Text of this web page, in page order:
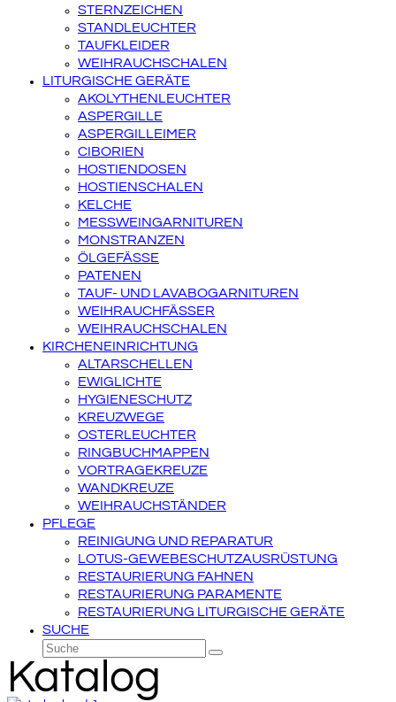
STERNZEICHEN
STANDLEUCHTER
TAUFKLEIDER
WEIHRAUCHSCHALEN
LITURGISCHE GERÄTE
AKOLYTHENLEUCHTER
ASPERGILLE
ASPERGILLEIMER
CIBORIEN
HOSTIENDOSEN
HOSTIENSCHALEN
KELCHE
MESSWEINGARNITUREN
MONSTRANZEN
ÖLGEFÄSSE
PATENEN
TAUF- UND LAVABOGARNITUREN
WEIHRAUCHFÄSSER
WEIHRAUCHSCHALEN
KIRCHENEINRICHTUNG
ALTARSCHELLEN
EWIGLICHTE
HYGIENESCHUTZ
KREUZWEGE
OSTERLEUCHTER
RINGBUCHMAPPEN
VORTRAGEKREUZE
WANDKREUZE
WEIHRAUCHSTÄNDER
PFLEGE
REINIGUNG UND REPARATUR
LOTUS-GEWEBESCHUTZAUSRÜSTUNG
RESTAURIERUNG FAHNEN
RESTAURIERUNG PARAMENTE
RESTAURIERUNG LITURGISCHE GERÄTE
SUCHE
Suche
Senden
Katalog